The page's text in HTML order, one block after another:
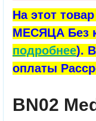
На этот
МЕСЯЦА Без
подробнее).
оплаты
BN02